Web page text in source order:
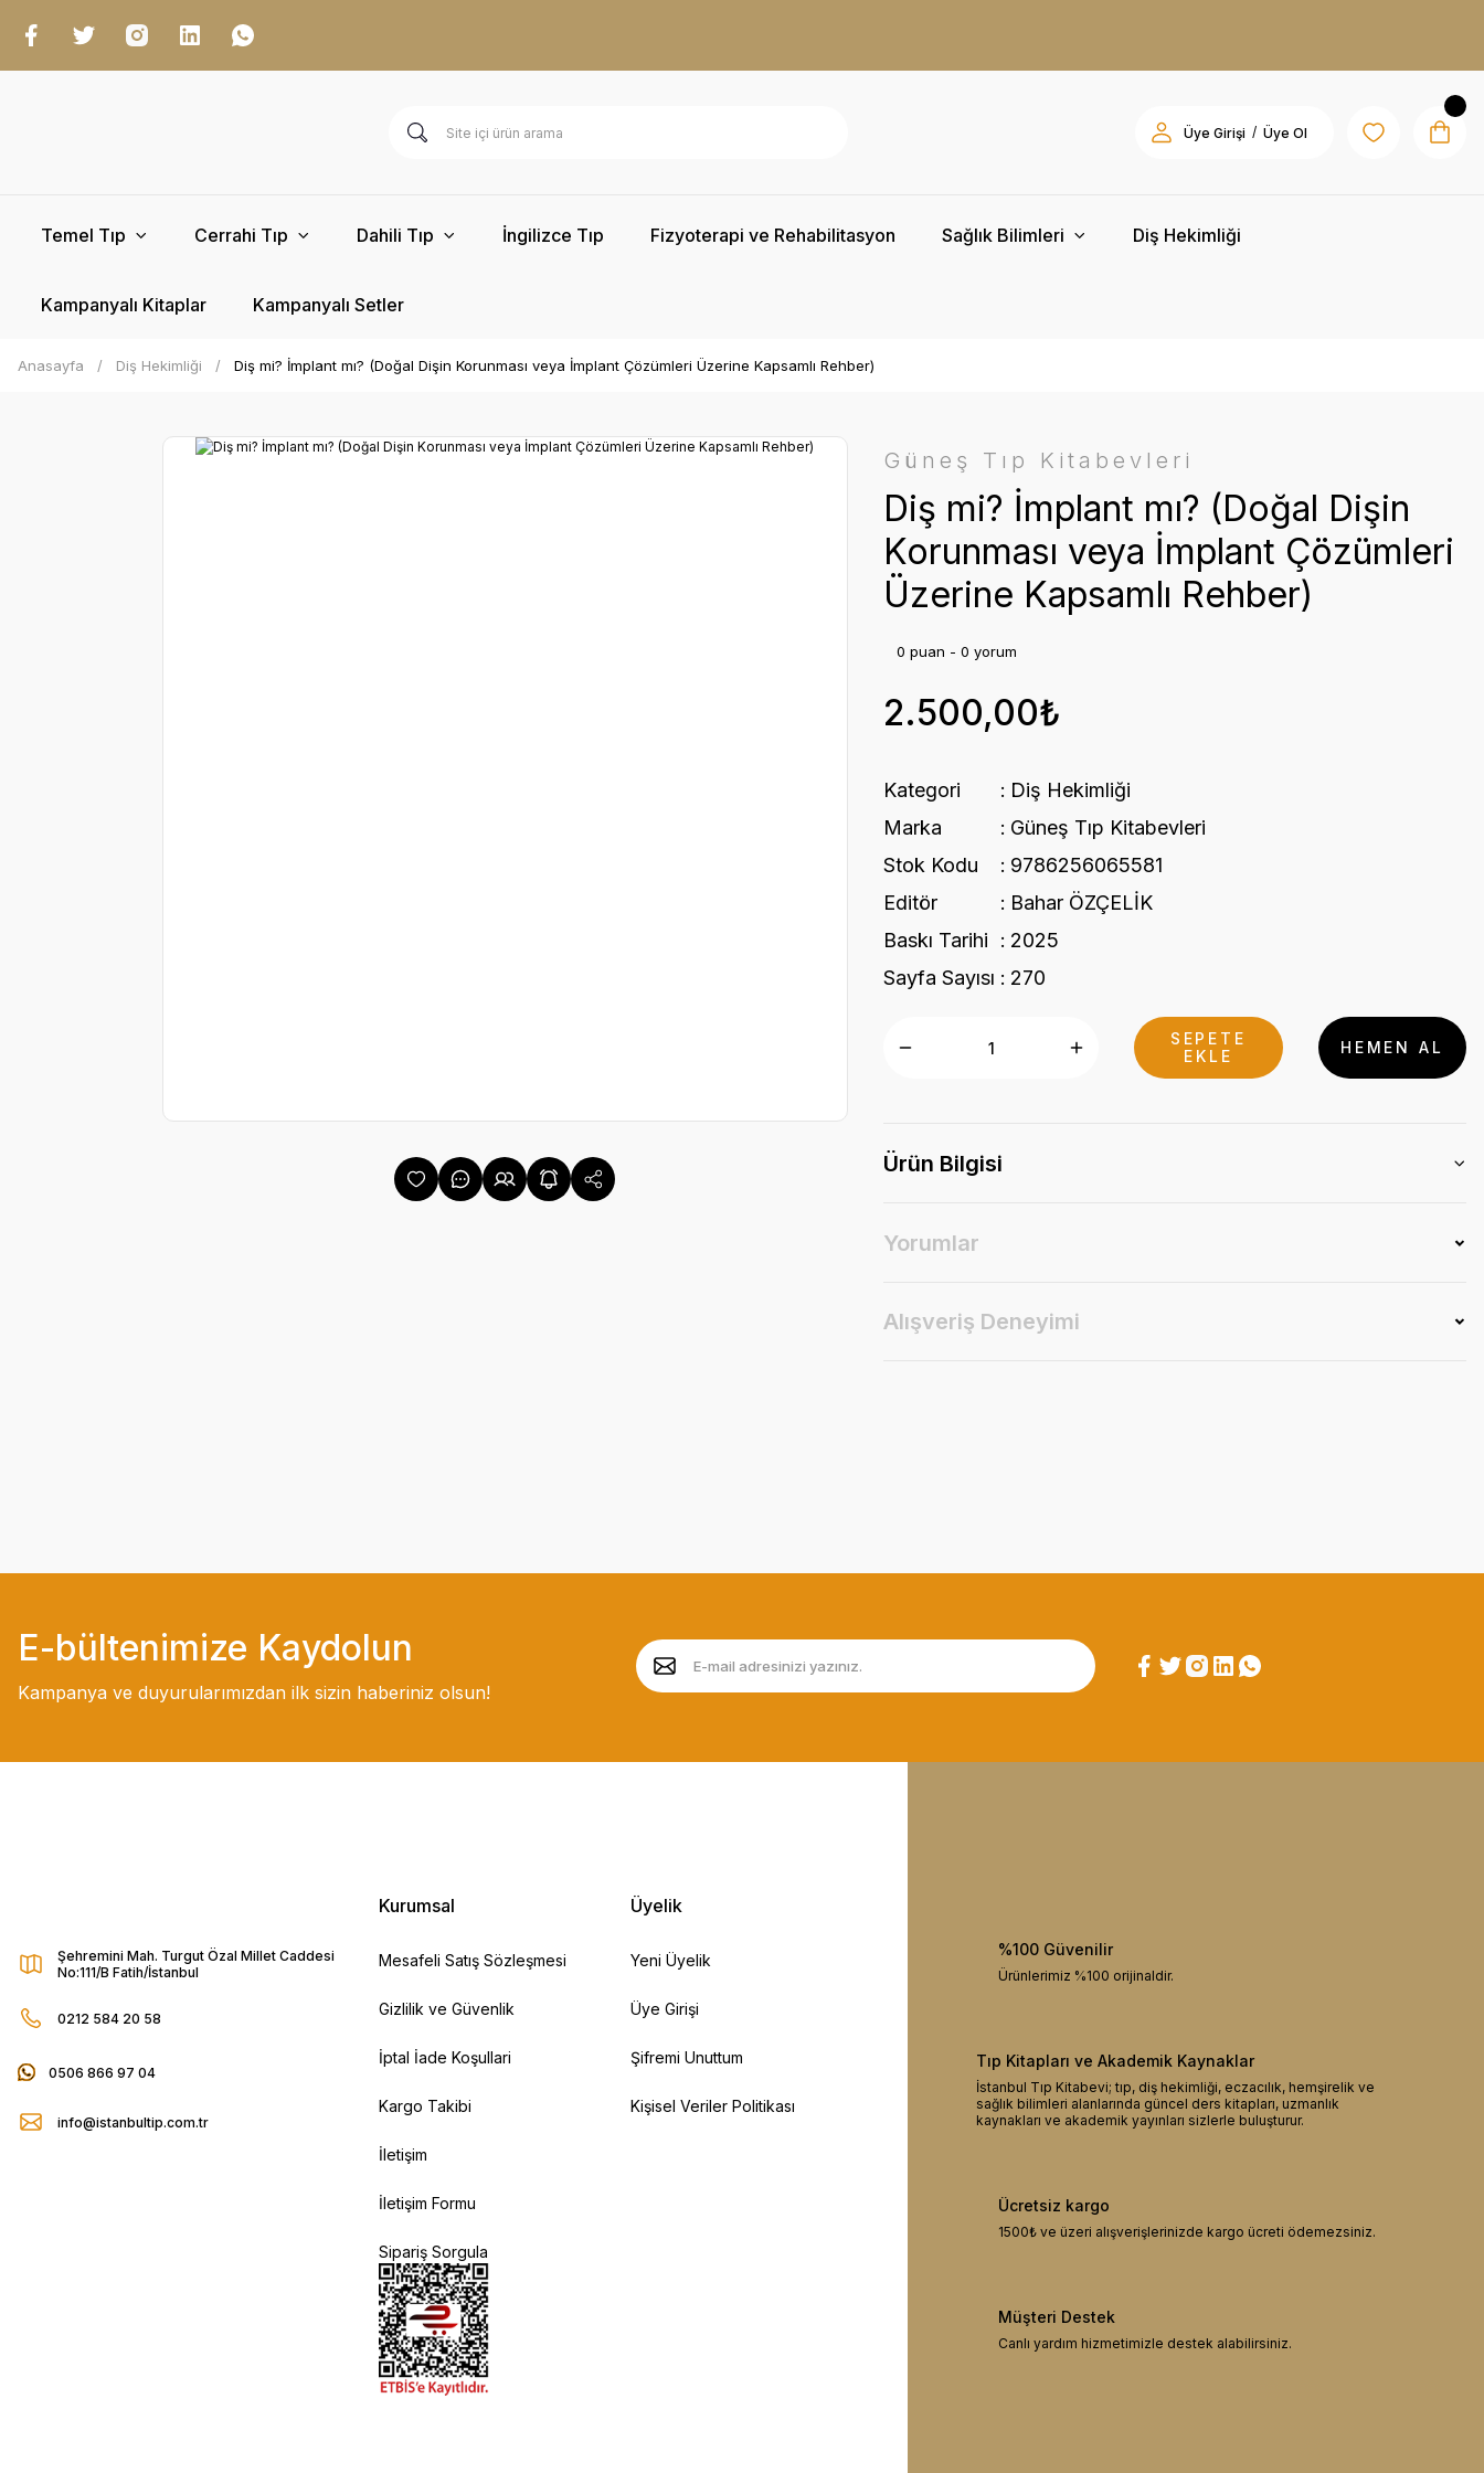
Üye Girişi / Üye Ol
Temel Tıp Cerrahi Tıp Dahili Tıp İngilizce Tıp Fizyoterapi ve Rehabilitasyon Sağlık Bilimleri Diş Hekimliği
Kampanyalı Kitaplar Kampanyalı Setler
Anasayfa Diş Hekimliği Diş mi? İmplant mı? (Doğal Dişin Korunması veya İmplant Çözümleri Üzerine Kapsamlı Rehber)
Güneş Tıp Kitabevleri
Diş mi? İmplant mı? (Doğal Dişin
Korunması veya İmplant Çözümleri
Üzerine Kapsamlı Rehber)
0 puan - 0 yorum
2.500,00₺
Kategori
Diş Hekimliği
Marka
Güneş Tıp Kitabevleri
Stok Kodu
9786256065581
Editör
Bahar ÖZÇELİK
Baskı Tarihi
2025
Sayfa Sayısı
270
SEPETE
EKLE
HEMEN AL
Ürün Bilgisi
Yorumlar
Alışveriş Deneyimi
E-bültenimize Kaydolun
Kampanya ve duyurularımızdan ilk sizin haberiniz olsun!
Şehremini Mah. Turgut Özal Millet Caddesi
No:111/B Fatih/İstanbul
0212 584 20 58
0506 866 97 04
info@istanbultip.com.tr
Kurumsal
Mesafeli Satış Sözleşmesi
Gizlilik ve Güvenlik
İptal İade Koşullari
Kargo Takibi
İletişim
İletişim Formu
Sipariş Sorgula
Üyelik
Yeni Üyelik
Üye Girişi
Şifremi Unuttum
Kişisel Veriler Politikası
%100 Güvenilir
Ürünlerimiz %100 orijinaldir.
Tıp Kitapları ve Akademik Kaynaklar
İstanbul Tıp Kitabevi; tıp, diş hekimliği, eczacılık, hemşirelik ve
sağlık bilimleri alanlarında güncel ders kitapları, uzmanlık
kaynakları ve akademik yayınları sizlerle buluşturur.
Ücretsiz kargo
1500₺ ve üzeri alışverişlerinizde kargo ücreti ödemezsiniz.
Müşteri Destek
Canlı yardım hizmetimizle destek alabilirsiniz.